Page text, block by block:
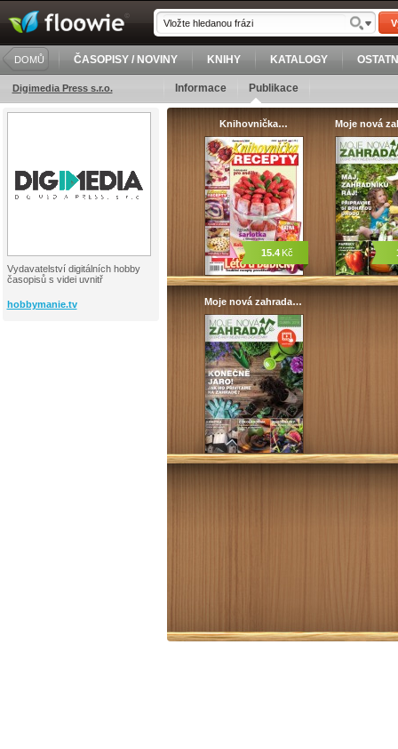
DOMŮ ČASOPISY / NOVINY KNIHY KATALOGY
Digimedia Press s.r.o. Informace Publikace
Vydavatelství digitálních hobby
časopisů s videi uvnitř
hobbymanie.tv
Knihovnička…
15.4 Kč
Moje nová
Moje nová zahrada…